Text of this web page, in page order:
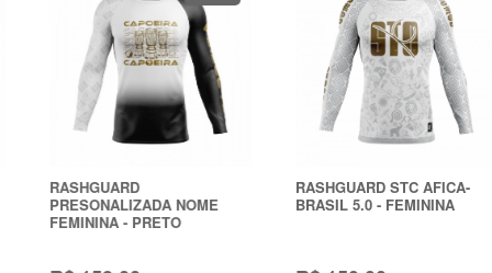
RASHGUARD
PRESONALIZADA NOME
FEMININA - PRETO
RASHGUARD STC AFICA-
BRASIL 5.0 - FEMININA